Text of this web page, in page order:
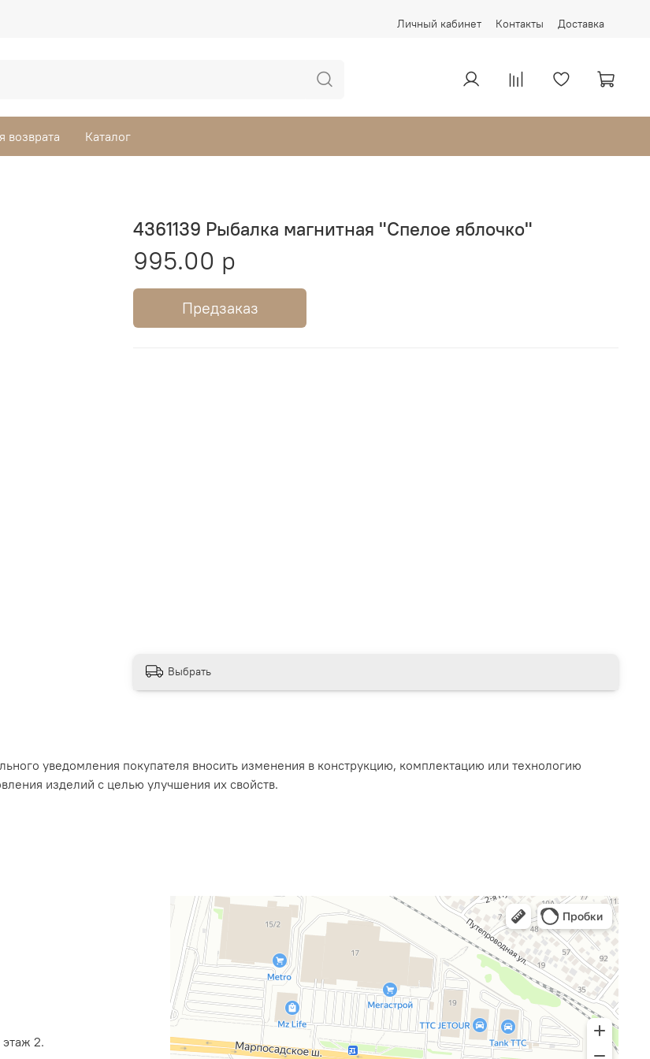
Личный кабинет Контакты Доставка
возврата Каталог
4361139 Рыбалка магнитная "Спелое яблочко"
995.00 р
Предзаказ
Выбрать
уведомления покупателя вносить изменения в конструкцию, комплектацию или технологию
изделий с целью улучшения их свойств.
2.